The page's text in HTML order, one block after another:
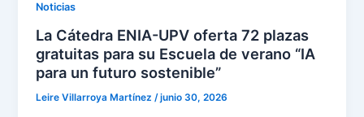
Noticias
La Cátedra ENIA-UPV oferta 72 plazas
gratuitas para su Escuela de verano “IA
para un futuro sostenible”
Leire Villarroya Martínez/junio 30, 2026